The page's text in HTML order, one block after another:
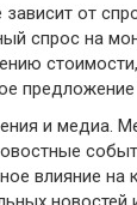
от
спрос на
и медиа.
влияние на